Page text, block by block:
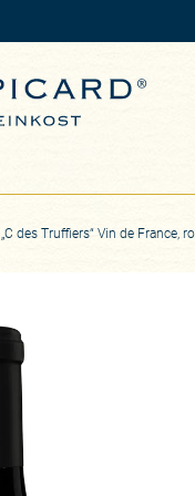
„C des Truffiers“ Vin de France,